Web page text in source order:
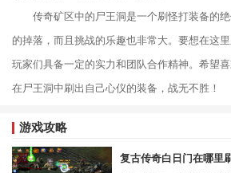
传奇矿区中的尸王洞是一个刷怪打装备的
的掉落，而且挑战的乐趣也非常大。要想在这
玩家们具备一定的实力和团队合作精神。希望
在尸王洞中刷出自己心仪的装备，战无不胜！
游戏攻略
复古传奇白日门在哪里